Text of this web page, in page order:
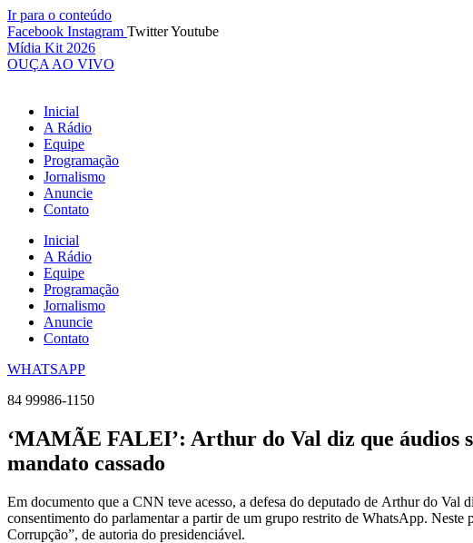
Ir para o conteúdo
Facebook Instagram TwitterYoutube
Mídia Kit 2026
OUÇA AO VIVO
Inicial
A Rádio
Equipe
Programação
Jornalismo
Anuncie
Contato
Inicial
A Rádio
Equipe
Programação
Jornalismo
Anuncie
Contato
WHATSAPP
84 99986-1150
‘MAMÃE FALEI’: Arthur do Val diz que áudios
mandato cassado
Em documento que a CNN teve acesso, a defesa do deputado de Arthur do Val
consentimento do parlamentar a partir de um grupo restrito de WhatsApp.
Corrupção”, de autoria do presidenciável.